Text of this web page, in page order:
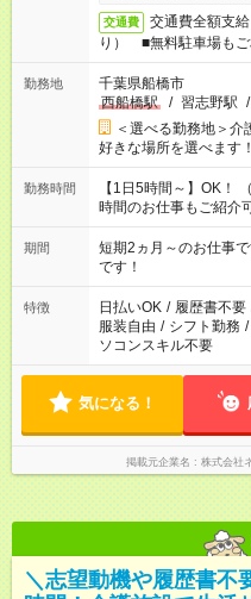
交通費
交通費全額支
り） ■無料駐車場も
勤務地
千葉県船橋市
西船橋駅
/ 習志野駅 /
＜選べる勤務地＞
好きな場所を選べます！
勤務時間
【1日5時間～】OK！
時間のお仕事もご紹介
その他の時間帯もあな
ただけます！ 【シフト固定もOK】★家庭の都合でお休みが必要
な場合も遠慮なくご相談ください。 ※週
が必要です
期間
短期2ヵ月～のお仕事
です！
特徴 日払いOK / 履歴書不要
服装自由 / シフト勤務 /
ソコンスキル不要
気になる！
掲載元企業名 株式会社
＼志望動機や履歴書不